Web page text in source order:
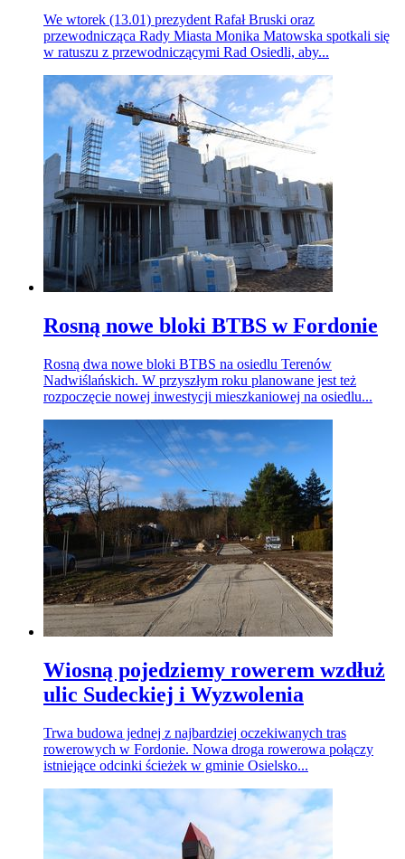
We wtorek (13.01) prezydent Rafał Bruski oraz
przewodnicząca Rady Miasta Monika Matowska spotkali się
w ratuszu z przewodniczącymi Rad Osiedli, aby...
Rosną nowe bloki BTBS w Fordonie
Rosną dwa nowe bloki BTBS na osiedlu Terenów
Nadwiślańskich. W przyszłym roku planowane jest też
rozpoczęcie nowej inwestycji mieszkaniowej na osiedlu...
Wiosną pojedziemy rowerem wzdłuż
ulic Sudeckiej i Wyzwolenia
Trwa budowa jednej z najbardziej oczekiwanych tras
rowerowych w Fordonie. Nowa droga rowerowa połączy
istniejące odcinki ścieżek w gminie Osielsko...